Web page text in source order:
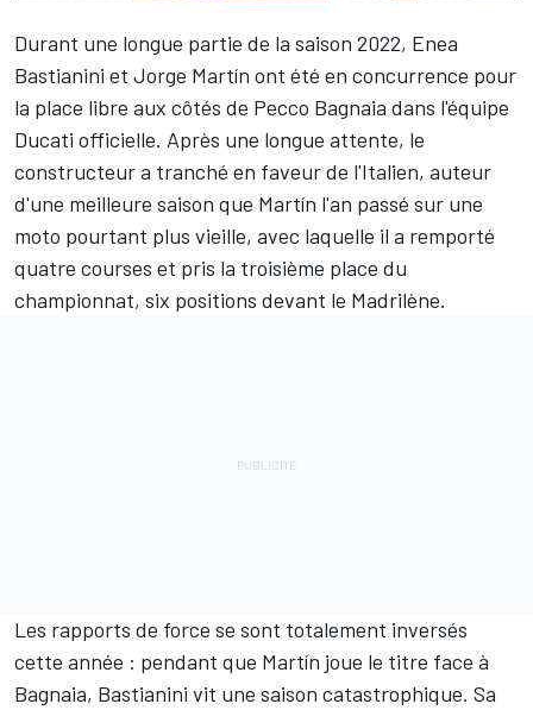
Durant une longue partie de la saison 2022, Enea
Bastianini et Jorge Martín ont été en concurrence pour
la place libre aux côtés de Pecco Bagnaia dans l'équipe
Ducati officielle. Après une longue attente, le
constructeur a tranché en faveur de l'Italien, auteur
d'une meilleure saison que Martín l'an passé sur une
moto pourtant plus vieille, avec laquelle il a remporté
quatre courses et pris la troisième place du
championnat, six positions devant le Madrilène.
Les rapports de force se sont totalement inversés
cette année : pendant que Martín joue le titre face à
Bagnaia, Bastianini vit une saison catastrophique. Sa